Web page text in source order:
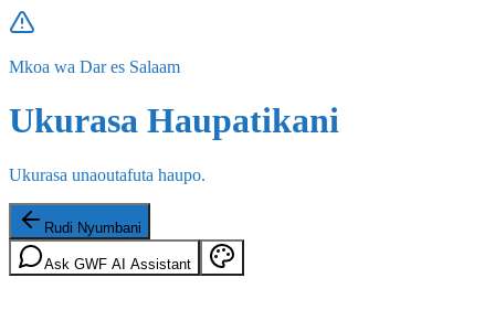
Mkoa wa Dar es Salaam
Ukurasa Haupatikani
Ukurasa unaoutafuta haupo.
Rudi Nyumbani
Ask GWF AI Assistant